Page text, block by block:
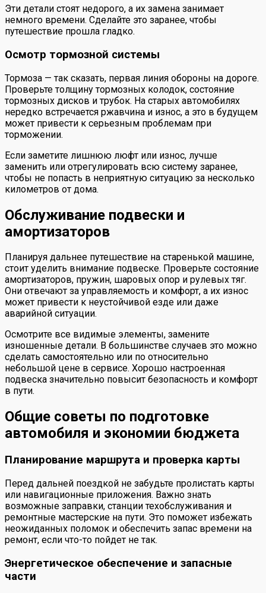
Эти детали стоят недорого, а их замена занимает
немного времени. Сделайте это заранее, чтобы
путешествие прошла гладко.
Осмотр тормозной системы
Тормоза — так сказать, первая линия обороны на дороге.
Проверьте толщину тормозных колодок, состояние
тормозных дисков и трубок. На старых автомобилях
нередко встречается ржавчина и износ, а это в будущем
может привести к серьезным проблемам при
торможении.
Если заметите лишнюю люфт или износ, лучше
заменить или отрегулировать всю систему заранее,
чтобы не попасть в неприятную ситуацию за несколько
километров от дома.
Обслуживание подвески и
амортизаторов
Планируя дальнее путешествие на старенькой машине,
стоит уделить внимание подвеске. Проверьте состояние
амортизаторов, пружин, шаровых опор и рулевых тяг.
Они отвечают за управляемость и комфорт, а их износ
может привести к неустойчивой езде или даже
аварийной ситуации.
Осмотрите все видимые элементы, замените
изношенные детали. В большинстве случаев это можно
сделать самостоятельно или по относительно
небольшой цене в сервисе. Хорошо настроенная
подвеска значительно повысит безопасность и комфорт
в пути.
Общие советы по подготовке
автомобиля и экономии бюджета
Планирование маршрута и проверка карты
Перед дальней поездкой не забудьте пролистать карты
или навигационные приложения. Важно знать
возможные заправки, станции техобслуживания и
ремонтные мастерские на пути. Это поможет избежать
неожиданных поломок и обеспечить запас времени на
ремонт, если что-то пойдет не так.
Энергетическое обеспечение и запасные
части